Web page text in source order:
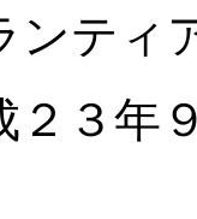
ティ
３年